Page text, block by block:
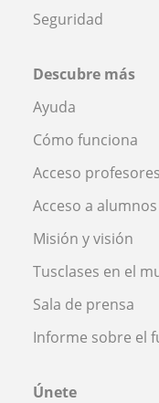
Seguridad
Descubre más
Ayuda
Cómo funciona
Acceso profesores
Acceso a alumnos
Misión y visión
Tusclases en el
Sala de prensa
Informe sobre el
Únete